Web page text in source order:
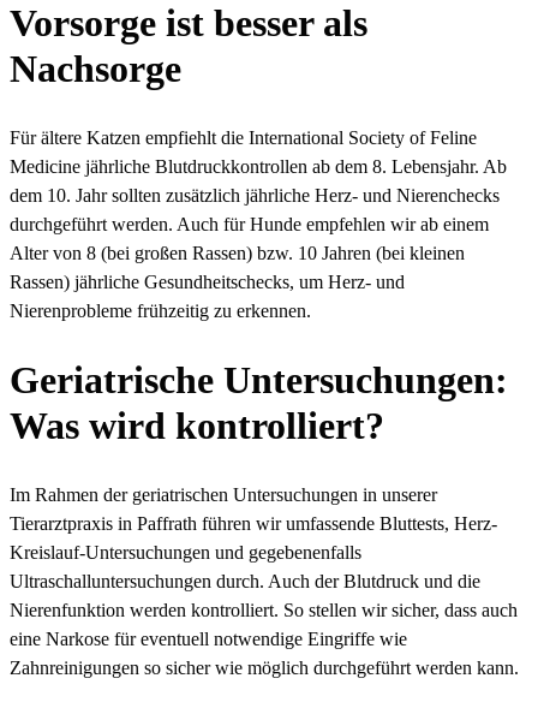
Vorsorge ist besser als
Nachsorge
Für ältere Katzen empfiehlt die International Society of Feline
Medicine jährliche Blutdruckkontrollen ab dem 8. Lebensjahr. Ab
dem 10. Jahr sollten zusätzlich jährliche Herz- und Nierenchecks
durchgeführt werden. Auch für Hunde empfehlen wir ab einem
Alter von 8 (bei großen Rassen) bzw. 10 Jahren (bei kleinen
Rassen) jährliche Gesundheitschecks, um Herz- und
Nierenprobleme frühzeitig zu erkennen.
Geriatrische Untersuchungen:
Was wird kontrolliert?
Im Rahmen der geriatrischen Untersuchungen in unserer
Tierarztpraxis in Paffrath führen wir umfassende Bluttests, Herz-
Kreislauf-Untersuchungen und gegebenenfalls
Ultraschalluntersuchungen durch. Auch der Blutdruck und die
Nierenfunktion werden kontrolliert. So stellen wir sicher, dass auch
eine Narkose für eventuell notwendige Eingriffe wie
Zahnreinigungen so sicher wie möglich durchgeführt werden kann.